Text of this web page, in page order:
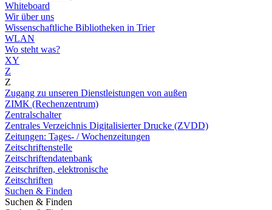
Whiteboard
Wir über uns
Wissenschaftliche Bibliotheken in Trier
WLAN
Wo steht was?
XY
Z
Z
Zugang zu unseren Dienstleistungen von außen
ZIMK (Rechenzentrum)
Zentralschalter
Zentrales Verzeichnis Digitalisierter Drucke (ZVDD)
Zeitungen: Tages- / Wochenzeitungen
Zeitschriftenstelle
Zeitschriftendatenbank
Zeitschriften, elektronische
Zeitschriften
Suchen & Finden
Suchen & Finden